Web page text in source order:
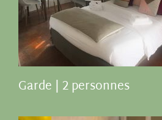
Garde | 2 personnes